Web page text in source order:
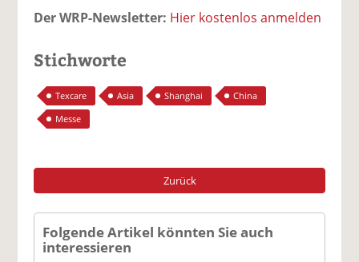
Der WRP-Newsletter: Hier kostenlos anmelden
Stichworte
Texcare Asia Shanghai
China
Messe
Zurück
Folgende Artikel könnten Sie auch
interessieren